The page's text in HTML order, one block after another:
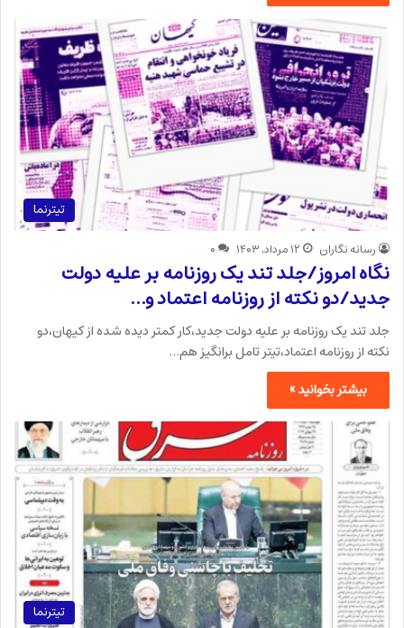
تیترنما
رسانه نگاران ۱۲ مرداد, ۱۴۰۳ ۰
نگاه امروز/جلد تند یک روزنامه بر علیه دولت
جدید/دو نکته از روزنامه اعتماد و…
جلد تند یک روزنامه بر علیه دولت جدید،کار کمتر دیده شده از کیهان،دو
نکته از روزنامه اعتماد،تیتر تامل برانگیز هم…
بیشتر بخوانید »
تیترنما